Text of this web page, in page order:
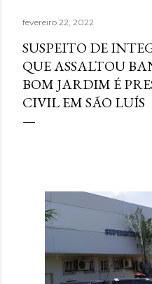
fevereiro 22, 2022
SUSPEITO DE
QUE ASSALTOU
BOM JARDIM É
CIVIL EM SÃO LUÍS